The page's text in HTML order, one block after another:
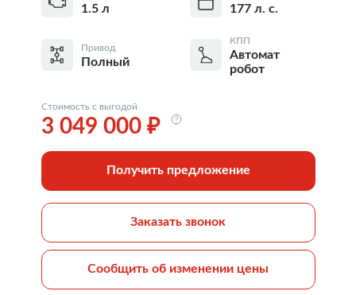
1.5 л 177 л. с.
Привод
Полный
КПП
Автомат
робот
Стоимость с выгодой
3 049 000 ₽
Получить предложение
Заказать звонок
Сообщить об изменении цены